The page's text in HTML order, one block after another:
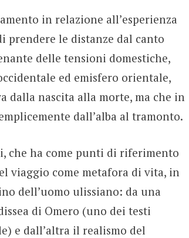
in relazione all’esperienza
prendere le distanze dal canto
delle tensioni domestiche,
ed emisfero orientale,
dalla nascita alla morte, ma che in
dall’alba al tramonto.
che ha come punti di riferimento
viaggio come metafora di vita, in
dell’uomo ulissiano: da una
di Omero (uno dei testi
e dall’altra il realismo del